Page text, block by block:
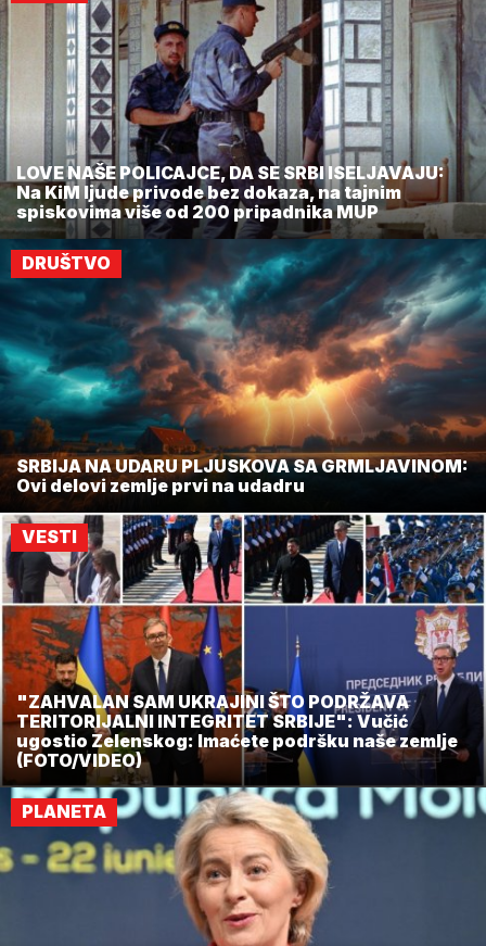
LOVE NAŠE POLICAJCE, DA SE SRBI ISELJAVAJU:
Na KiM ljude privode bez dokaza, na tajnim
spiskovima više od 200 pripadnika MUP
DRUŠTVO
SRBIJA NA UDARU PLJUSKOVA SA GRMLJAVINOM:
Ovi delovi zemlje prvi na udadru
VESTI
"ZAHVALAN SAM UKRAJINI ŠTO PODRŽAVA
TERITORIJALNI INTEGRITET SRBIJE": Vučić
ugostio Zelenskog: Imaćete podršku naše zemlje
(FOTO/VIDEO)
PLANETA